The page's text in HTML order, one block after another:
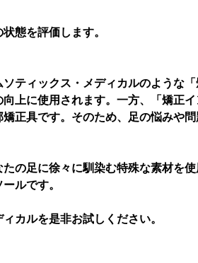
態を評価します。
ティックス・メディカルのような
上に使用されます。一方、「矯正
正具です。そのため、足の悩みや
の足に徐々に馴染む特殊な素材を
ルです。
カルを是非お試しください。